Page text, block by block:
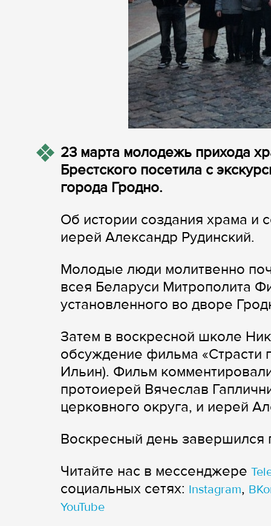
23 марта молодежь прихода
Брестского посетила с
города Гродно.
Об истории создания храма и
иерей Александр Рудинский.
Молодые люди молитвенно
всея Беларуси Митрополита
установленного во дворе
Затем в воскресной школе
обсуждение фильма
Ильин). Фильм
протоиерей Вячеслав
церковного округа, и иерей
Воскресный день завершился
Читайте нас в мессенджере
cоциальных сетях: Instagram,
YouTube